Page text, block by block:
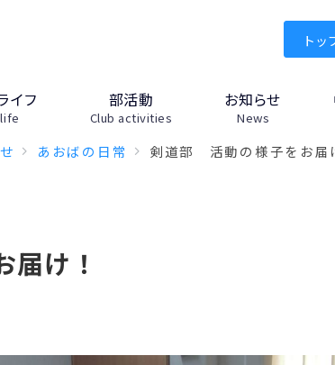
トッ
イフ 部活動
Club activities
お知らせ
News
あおばの日常 剣道部 活動の様子をお届
け！